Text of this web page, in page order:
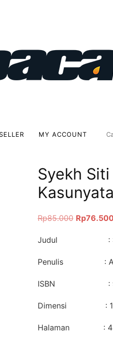
MY ACCOUNT
Syekh
Rp85.000 Rp
Judul : Syekh
Penulis :
ISBN : 978-
Dimensi : 13
Halaman :